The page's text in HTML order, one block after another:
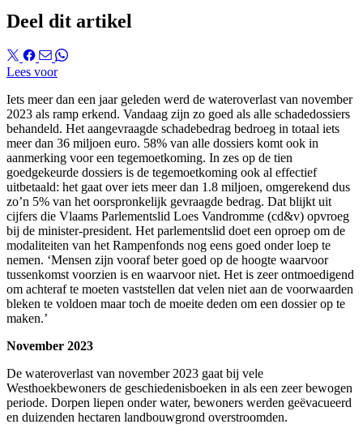
Deel dit artikel
Lees voor
Iets meer dan een jaar geleden werd de wateroverlast van november
2023 als ramp erkend. Vandaag zijn zo goed als alle schadedossiers
behandeld. Het aangevraagde schadebedrag bedroeg in totaal iets
meer dan 36 miljoen euro. 58% van alle dossiers komt ook in
aanmerking voor een tegemoetkoming. In zes op de tien
goedgekeurde dossiers is de tegemoetkoming ook al effectief
uitbetaald: het gaat over iets meer dan 1.8 miljoen, omgerekend dus
zo’n 5% van het oorspronkelijk gevraagde bedrag. Dat blijkt uit
cijfers die Vlaams Parlementslid Loes Vandromme (cd&v) opvroeg
bij de minister-president. Het parlementslid doet een oproep om de
modaliteiten van het Rampenfonds nog eens goed onder loep te
nemen. ‘Mensen zijn vooraf beter goed op de hoogte waarvoor
tussenkomst voorzien is en waarvoor niet. Het is zeer ontmoedigend
om achteraf te moeten vaststellen dat velen niet aan de voorwaarden
bleken te voldoen maar toch de moeite deden om een dossier op te
maken.’
November 2023
De wateroverlast van november 2023 gaat bij vele
Westhoekbewoners de geschiedenisboeken in als een zeer bewogen
periode. Dorpen liepen onder water, bewoners werden geëvacueerd
en duizenden hectaren landbouwgrond overstroomden.